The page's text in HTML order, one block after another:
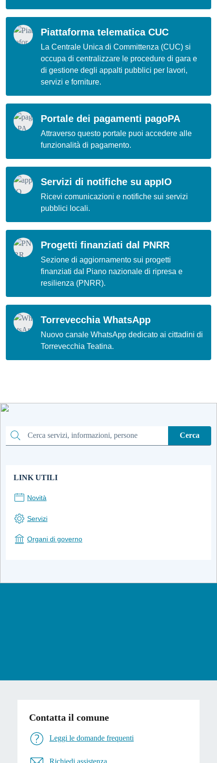
Piattaforma telematica CUC
La Centrale Unica di Committenza (CUC) si
occupa di centralizzare le procedure di gara e
di gestione degli appalti pubblici per lavori,
servizi e forniture.
Portale dei pagamenti pagoPA
Attraverso questo portale puoi accedere alle
funzionalità di pagamento.
Servizi di notifiche su appIO
Ricevi comunicazioni e notifiche sui servizi
pubblici locali.
Progetti finanziati dal PNRR
Sezione di aggiornamento sui progetti
finanziati dal Piano nazionale di ripresa e
resilienza (PNRR).
Torrevecchia WhatsApp
Nuovo canale WhatsApp dedicato ai cittadini di
Torrevecchia Teatina.
Cerca
Cerca
LINK UTILI
Novità
Servizi
Organi di governo
Contatta il comune
Leggi le domande frequenti
Richiedi assistenza